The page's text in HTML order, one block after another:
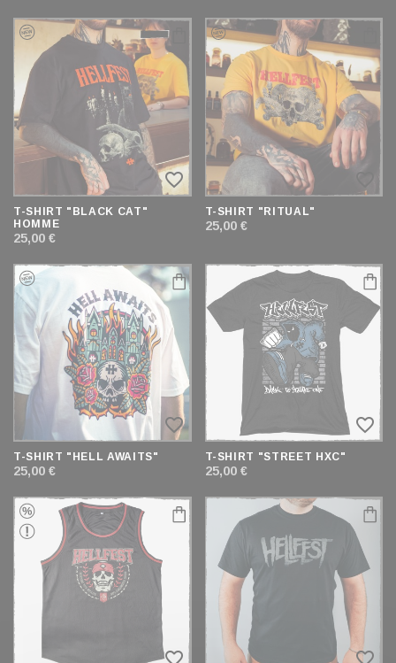
favorite_border
T-SHIRT "BLACK CAT"
HOMME
25,00 €
favorite_border
T-SHIRT "RITUAL"
25,00 €
favorite_border
T-SHIRT "HELL AWAITS"
25,00 €
favorite_border
T-SHIRT "STREET HXC"
25,00 €
favorite_border favorite_border